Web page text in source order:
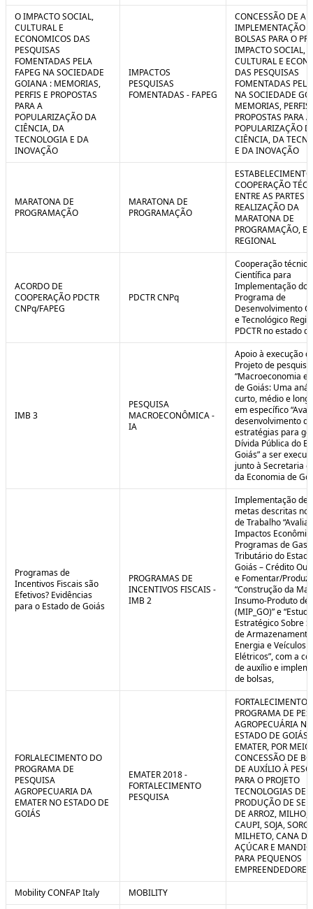
O IMPACTO SOCIAL,
CULTURAL E
ECONOMICOS DAS
PESQUISAS
FOMENTADAS PELA
FAPEG NA SOCIEDADE
GOIANA : MEMORIAS,
PERFIS E PROPOSTAS
PARA A
POPULARIZAÇÃO DA
CIÊNCIA, DA
TECNOLOGIA E DA
INOVAÇÃO
IMPACTOS
PESQUISAS
FOMENTADAS - FAPEG
CONCESSÃO DE
IMPLEMENTAÇÃO
BOLSAS PARA O
IMPACTO SOCIAL,
CULTURAL E
DAS PESQUISAS
FOMENTADAS
NA SOCIEDADE
MEMORIAS, PERFIS
PROPOSTAS PARA A
POPULARIZAÇÃO
CIÊNCIA, DA
E DA INOVAÇÃO
MARATONA DE
PROGRAMAÇÃO
MARATONA DE
PROGRAMAÇÃO
COOPERAÇÃO
ENTRE AS PARTES
REALIZAÇÃO DA
MARATONA DE
PROGRAMAÇÃO,
REGIONAL
ACORDO DE
COOPERAÇÃO PDCTR
CNPq/FAPEG
PDCTR CNPq
Cooperação
Científica para
Implementação do
Programa de
Desenvolvimento
e Tecnológico
PDCTR no estado
IMB 3
PESQUISA
MACROECONÔMICA -
IA
Apoio à execução
Projeto de pesquisa
“Macroeconomia e
de Goiás: Uma
curto, médio e
em específico
desenvolvimento de
estratégias para
Dívida Pública do
Goiás” a ser
junto à Secretaria
da Economia de
Programas de
Incentivos Fiscais são
Efetivos? Evidências
para o Estado de Goiás
PROGRAMAS DE
INCENTIVOS FISCAIS -
IMB 2
Implementação de
metas descritas
de Trabalho
Impactos
Programas de
Tributário do
Goiás – Crédito
e Fomentar/
“Construção da
Insumo-Produto de
(MIP_GO)” e “Estudo
Estratégico Sobre
de
Energia e Veículos
Elétricos”, com a
de auxílio e
de bolsas,
FORLALECIMENTO DO
PROGRAMA DE
PESQUISA
AGROPECUARIA DA
EMATER NO ESTADO DE
GOIÁS
EMATER 2018 -
FORTALECIMENTO
PESQUISA
FORTALECIMENTO
PROGRAMA DE
AGROPECUÁRIA NO
ESTADO DE GOIÁS
EMATER, POR
CONCESSÃO DE
DE AUXÍLIO À
PARA O PROJETO
TECNOLOGIAS DE
PRODUÇÃO DE
DE ARROZ, MILHO,
CAUPI, SOJA,
MILHETO, CANA DE
AÇÚCAR E
PARA PEQUENOS
Mobility CONFAP Italy
MOBILITY